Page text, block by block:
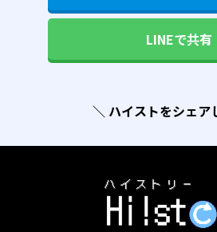
LINEで共有
＼ ハイストをシェア